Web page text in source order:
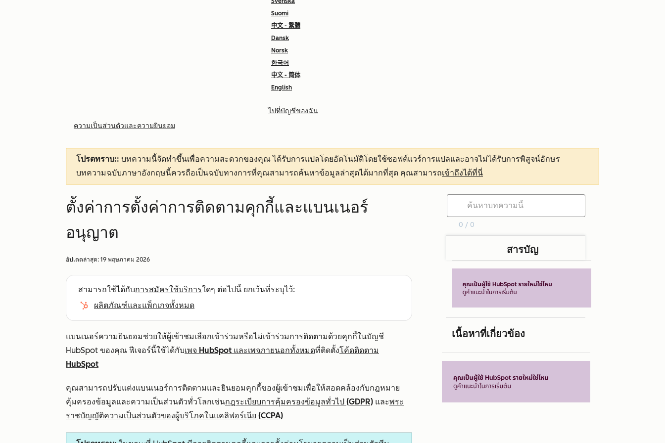
Suomi
中文 - 繁體
Dansk
Norsk
한국어
中文 - 简体
English
ไปที่บัญชีของฉัน
ความเป็นส่วนตัวและความยินยอม
โปรดทราบ:: บทความนี้จัดทำขึ้นเพื่อความสะดวกของคุณได้รับการแปลโดยอัตโนมัติโดยใช้ซอฟต์แวร์การแปลและอาจไม่ได้รับการพิสูจน์อักษร
บทความฉบับภาษาอังกฤษนี้ควรถือเป็นฉบับทางการที่คุณสามารถค้นหาข้อมูลล่าสุดได้มากที่สุด คุณสามารถเข้าถึงได้ที่นี่
ตั้งค่าการตั้งค่าการติดตามคุกกี้และแบนเนอร์
อนุญาต
อัปเดตล่าสุด: 19 พฤษภาคม 2026
สามารถใช้ได้กับการสมัครใช้บริการใดๆ ต่อไปนี้ ยกเว้นที่ระบุไว้:
ผลิตภัณฑ์และแพ็กเกจทั้งหมด
แบนเนอร์ความยินยอมช่วยให้ผู้เข้าชมเลือกเข้าร่วมหรือไม่เข้าร่วมการติดตามด้วยคุกกี้ในบัญชี
HubSpot ของคุณ ฟีเจอร์นี้ใช้ได้กับเพจ HubSpot และเพจภายนอกทั้งหมดที่ติดตั้งโค้ดติดตาม
HubSpot
คุณสามารถปรับแต่งแบนเนอร์การติดตามและยินยอมคุกกี้ของผู้เข้าชมเพื่อให้สอดคล้องกับกฎหมาย
คุ้มครองข้อมูลและความเป็นส่วนตัวทั่วโลกเช่นกฎระเบียบการคุ้มครองข้อมูลทั่วไป (GDPR) และพระ
ราชบัญญัติความเป็นส่วนตัวของผู้บริโภคในแคลิฟอร์เนีย (CCPA)
0 / 0
สารบัญ
เนื้อหาที่เกี่ยวข้อง